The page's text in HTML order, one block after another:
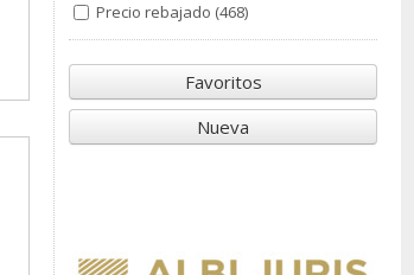
Precio rebajado (468)
Favoritos
Nueva